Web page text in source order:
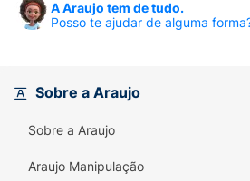
confere à sua cozinha um
sofisticação. Invista em
assegurando que sua pia
A Araujo tem de tudo.
Posso te ajudar de alguma
Sobre a Araujo
Sobre a Araujo
Araujo Manipulação